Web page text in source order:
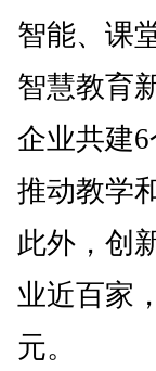
智能、课
智慧教育
企业共建
推动教学
此外，创
业近百家
元。